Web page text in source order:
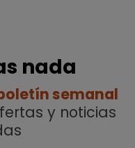
nada
semanal
y noticias